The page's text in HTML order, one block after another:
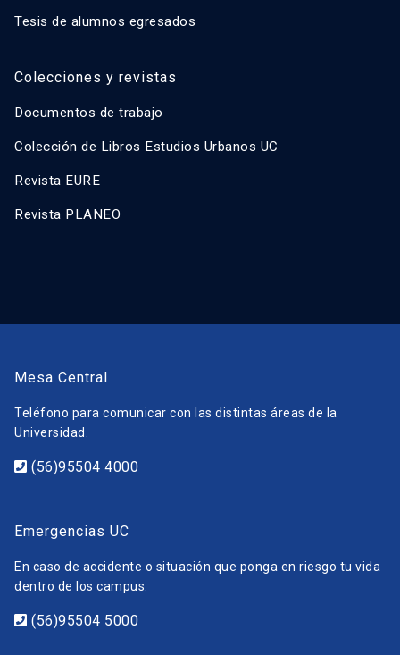
Tesis de alumnos egresados
Colecciones y revistas
Documentos de trabajo
Colección de Libros Estudios Urbanos UC
Revista EURE
Revista PLANEO
Mesa Central
Teléfono para comunicar con las distintas áreas de la
Universidad.
(56)95504 4000
Emergencias UC
En caso de accidente o situación que ponga en riesgo tu vida
dentro de los campus.
(56)95504 5000